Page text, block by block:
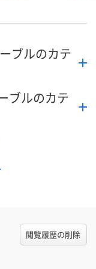
ブルのカテ
ブルのカテ
閲覧履歴の削除